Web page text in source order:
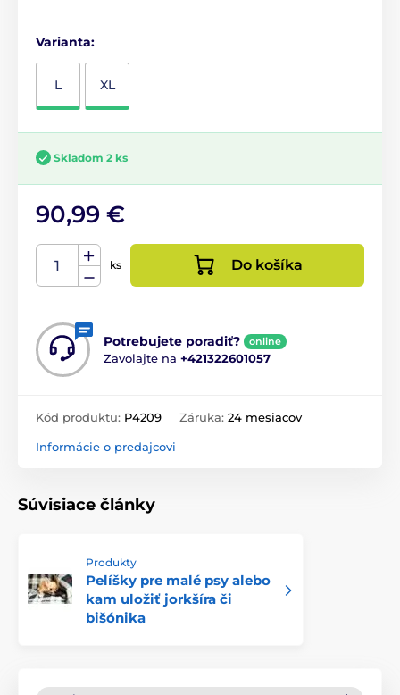
Varianta:
L XL
Skladom 2 ks
90,99 €
ks Do košíka
Potrebujete poradiť? online
Zavolajte na +421322601057
Kód produktu: P4209 Záruka: 24 mesiacov
Informácie o predajcovi
Súvisiace články
Produkty
Pelíšky pre malé psy alebo
kam uložiť jorkšíra či
bišónika